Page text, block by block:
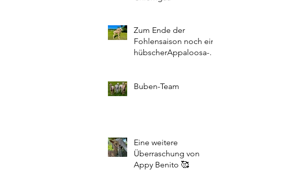
Zum Ende der
Fohlensaison noch ein
hübscherAppaloosa-
Buben-Team
Eine weitere
Überraschung von
Appy Benito 🥰